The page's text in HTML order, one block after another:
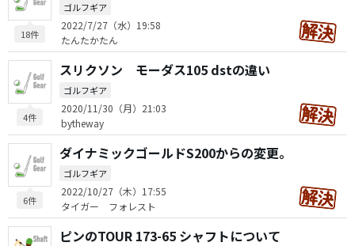
18件
ゴルフギア
2022/7/27（水）19:58
たんたかたん
4件
スリクソン モーダス105 dstの違い
ゴルフギア
2020/11/30（月）21:03
bytheway
6件
ダイナミックゴールドS200からの変更。
ゴルフギア
2022/10/27（木）17:55
タイガー フォレスト
ピンのTOUR 173-65 シャフトについて